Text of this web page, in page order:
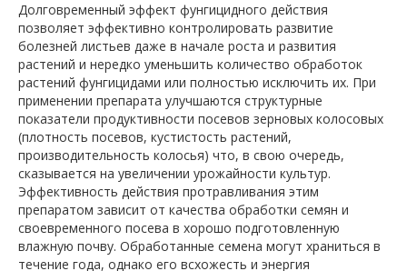
Долговременный эффект фунгицидного действия
позволяет эффективно контролировать развитие
болезней листьев даже в начале роста и развития
растений и нередко уменьшить количество обработок
растений фунгицидами или полностью исключить их. При
применении препарата улучшаются структурные
показатели продуктивности посевов зерновых колосовых
(плотность посевов, кустистость растений,
производительность колосья) что, в свою очередь,
сказывается на увеличении урожайности культур.
Эффективность действия протравливания этим
препаратом зависит от качества обработки семян и
своевременного посева в хорошо подготовленную
влажную почву. Обработанные семена могут храниться в
течение года, однако его всхожесть и энергия